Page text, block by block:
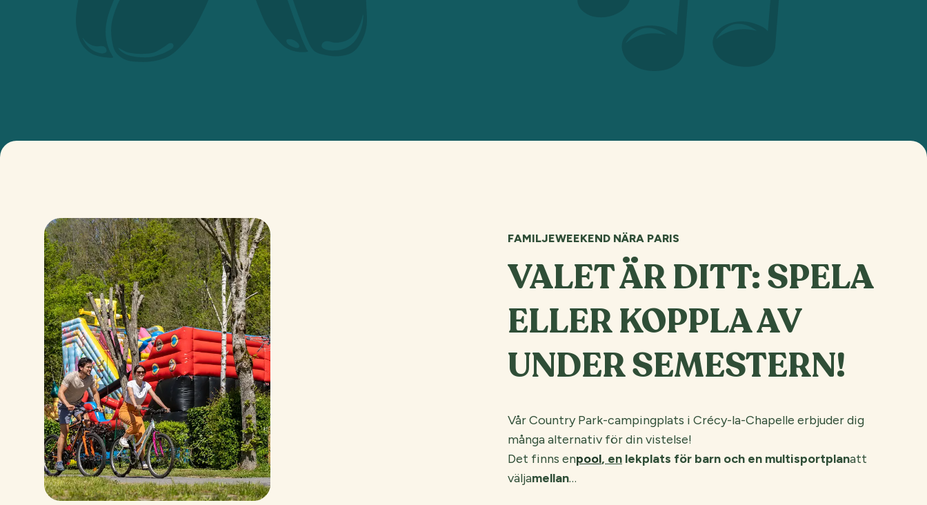
FAMILJEWEEKEND NÄRA PARIS
VALET ÄR DITT: SPELA
ELLER KOPPLA AV
UNDER SEMESTERN!
Vår Country Park-campingplats i Crécy-la-Chapelle erbjuder dig
många alternativ för din vistelse!
Det finns enpool, en lekplats för barn och en multisportplanatt
väljamellan…